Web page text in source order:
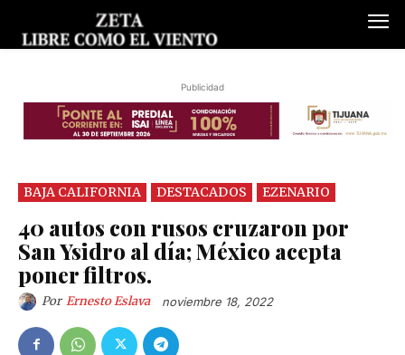
Publicidad
BAJA CALIFORNIA DESTACADOS EZENARIO
40 autos con rusos cruzaron por
San Ysidro al día; México acepta
poner filtros.
Por Ernesto Eslava noviembre 18, 2022